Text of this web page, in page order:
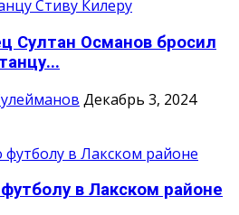
Султан Османов бросил
Декабрь 3, 2024
в Лакском районе